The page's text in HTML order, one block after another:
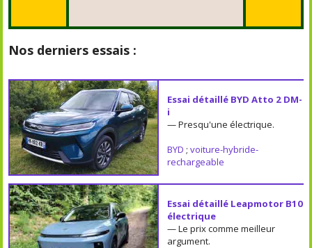
Nos derniers essais :
Essai détaillé BYD Atto 2 DM-
i
— Presqu'une électrique.
BYD ; voiture-hybride-
rechargeable
Essai détaillé Leapmotor B10
électrique
— Le prix comme meilleur
argument.